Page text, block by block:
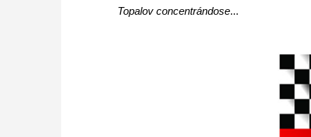
Topalov concentrándose...